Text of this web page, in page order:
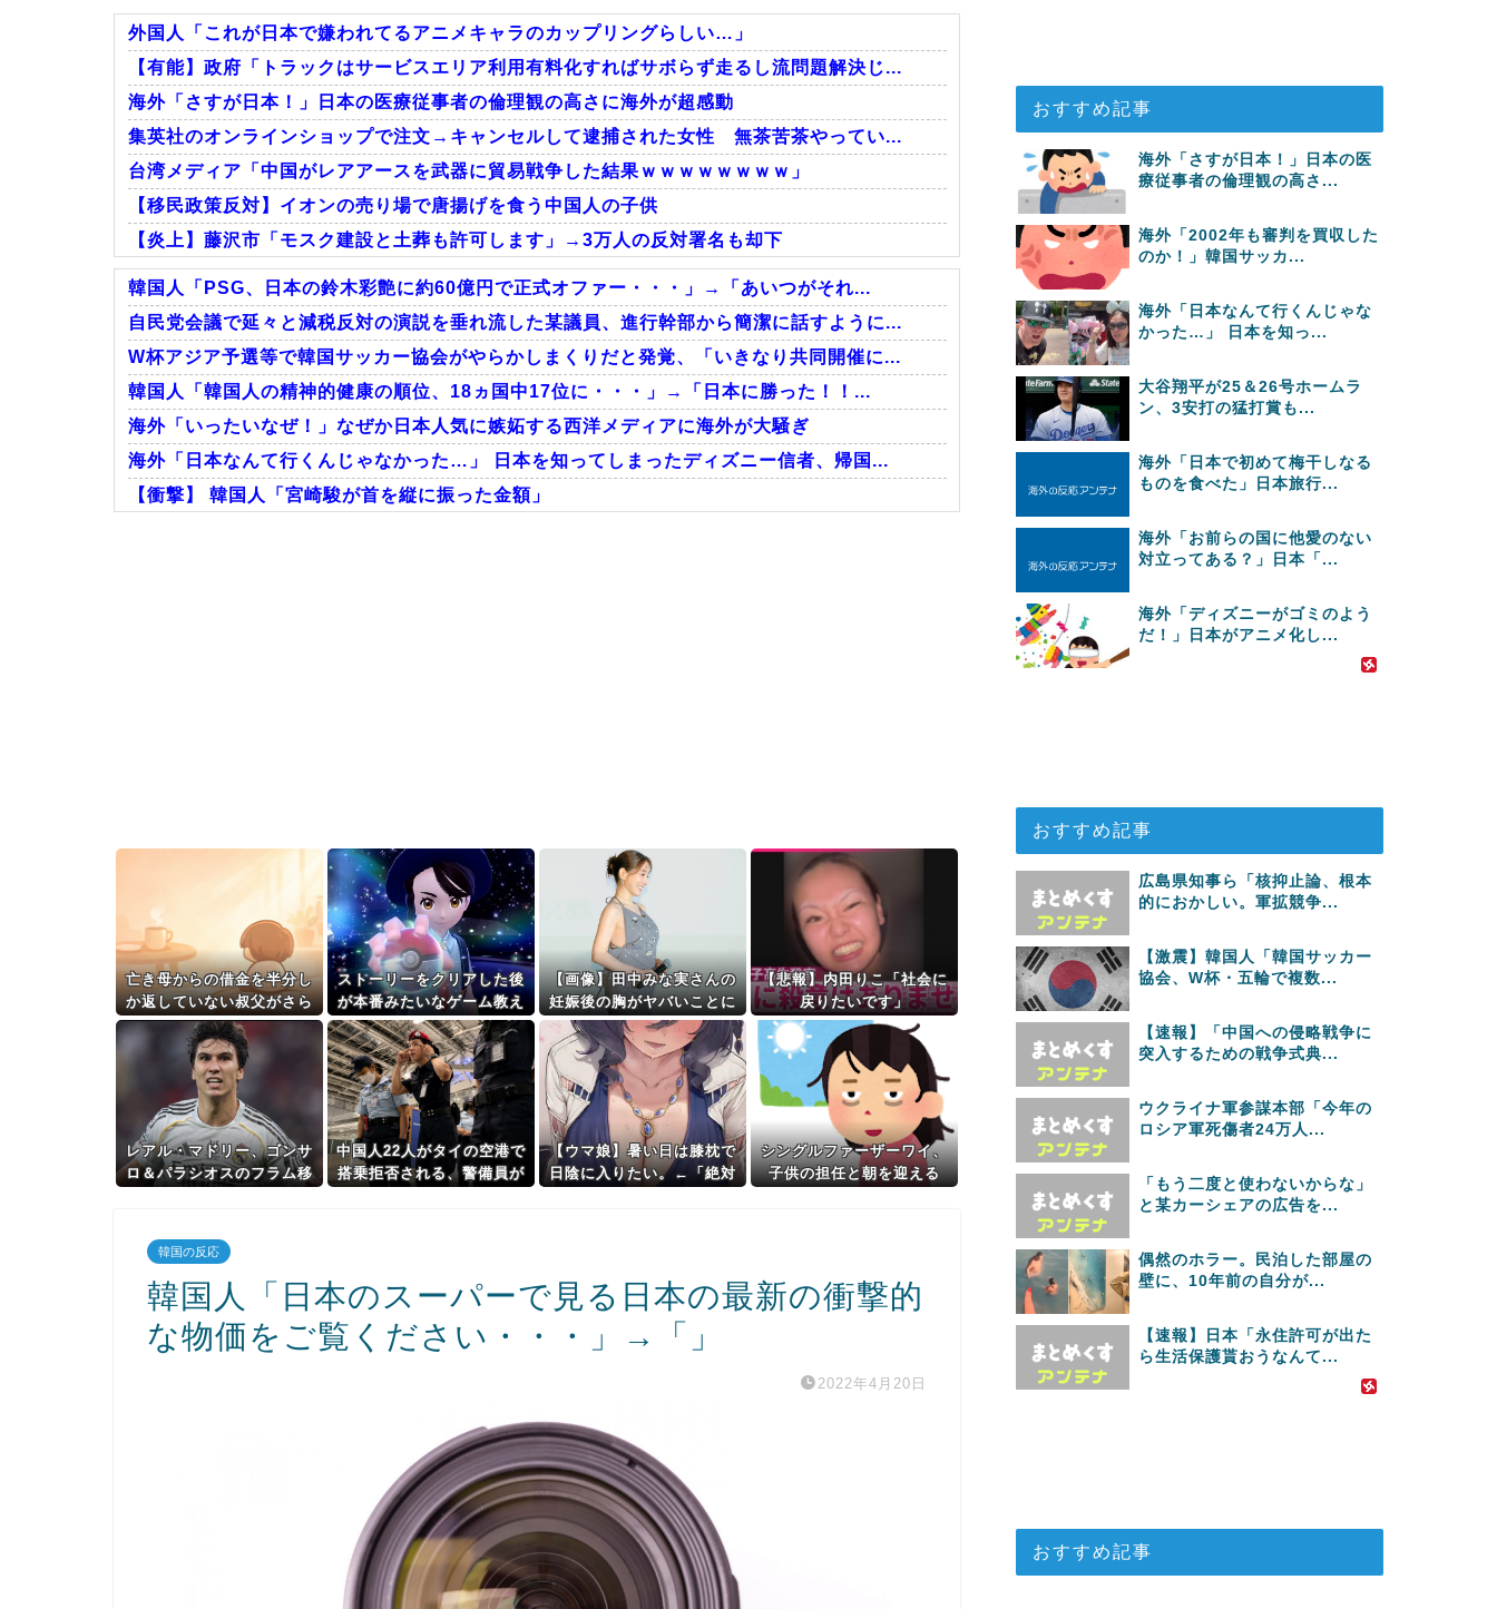
韓国人「韓国サッカー協会W杯予選で外国人審判に性接待したことが発覚！」
Powered by livedoor 相互RSS
外国人「これが日本で嫌われてるアニメキャラのカップリングらしい…」
【有能】政府「トラックはサービスエリア利用有料化すればサボらず走るし流問題解決じ...
海外「さすが日本！」日本の医療従事者の倫理観の高さに海外が超感動
集英社のオンラインショップで注文→キャンセルして逮捕された女性 無茶苦茶やってい...
台湾メディア「中国がレアアースを武器に貿易戦争した結果ｗｗｗｗｗｗｗｗ」
【移民政策反対】イオンの売り場で唐揚げを食う中国人の子供
【炎上】藤沢市「モスク建設と土葬も許可します」→3万人の反対署名も却下
Powered by livedoor 相互RSS
韓国人「PSG、日本の鈴木彩艶に約60億円で正式オファー・・・」→「あいつがそれ...
自民党会議で延々と減税反対の演説を垂れ流した某議員、進行幹部から簡潔に話すように...
W杯アジア予選等で韓国サッカー協会がやらかしまくりだと発覚、「いきなり共同開催に...
韓国人「韓国人の精神的健康の順位、18ヵ国中17位に・・・」→「日本に勝った！！...
海外「いったいなぜ！」なぜか日本人気に嫉妬する西洋メディアに海外が大騒ぎ
海外「日本なんて行くんじゃなかった…」 日本を知ってしまったディズニー信者、帰国...
【衝撃】 韓国人「宮崎駿が首を縦に振った金額」
亡き母からの借金を半分し
か返していない叔父がさら
に金を貸してほしいと訪ね
てきた。完済するまで貸せ
ないと断ると…
ストーリーをクリアした後
が本番みたいなゲーム教え
てくれ
【画像】田中みな実さんの
妊娠後の胸がヤバいことに
なってる
【悲報】内田りこ「社会に
戻りたいです」
レアル・マドリー、ゴンサ
ロ＆パラシオスのフラム移
中国人22人がタイの空港で
搭乗拒否される、警備員が
【ウマ娘】暑い日は膝枕で
日陰に入りたい。←「絶対
シングルファーザーワイ、
子供の担任と朝を迎える
韓国の反応
韓国人「日本のスーパーで見る日本の最新の衝撃的
な物価をご覧ください・・・」→「」
2022年4月20日
おすすめ記事
海外「さすが日本！」日本の医
療従事者の倫理観の高さ...
海外「2002年も審判を買収した
のか！」韓国サッカ...
海外「日本なんて行くんじゃな
かった…」 日本を知っ...
大谷翔平が25＆26号ホームラ
ン、3安打の猛打賞も...
海外「日本で初めて梅干しなる
ものを食べた」日本旅行...
海外「お前らの国に他愛のない
対立ってある？」日本「...
海外「ディズニーがゴミのよう
だ！」日本がアニメ化し...
おすすめ記事
広島県知事ら「核抑止論、根本
的におかしい。軍拡競争...
【激震】韓国人「韓国サッカー
協会、W杯・五輪で複数...
【速報】「中国への侵略戦争に
突入するための戦争式典...
ウクライナ軍参謀本部「今年の
ロシア軍死傷者24万人...
「もう二度と使わないからな」
と某カーシェアの広告を...
偶然のホラー。民泊した部屋の
壁に、10年前の自分が...
【速報】日本「永住許可が出た
ら生活保護貰おうなんて...
おすすめ記事